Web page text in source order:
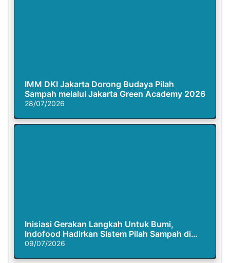
IMM DKI Jakarta Dorong Budaya Pilah
Sampah melalui Jakarta Green Academy 2026
28/07/2026
Inisiasi Gerakan Langkah Untuk Bumi,
Indofood Hadirkan Sistem Pilah Sampah di
Semasa Piknik
09/07/2026